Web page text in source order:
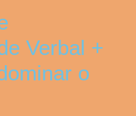
Verbal +
o